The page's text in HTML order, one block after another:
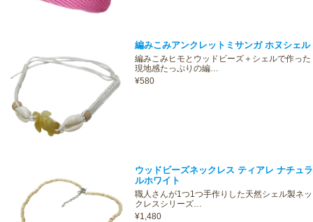
編みこみアンクレットミサンガ ホヌシェル
編みこみヒモとウッドビーズ＋シェルで作った
現地感たっぷりの編…
¥580
ウッドビーズネックレス ティアレ ナチュラ
ルホワイト
職人さんが1つ1つ手作りした天然シェル製ネッ
クレスシリーズ…
¥1,480